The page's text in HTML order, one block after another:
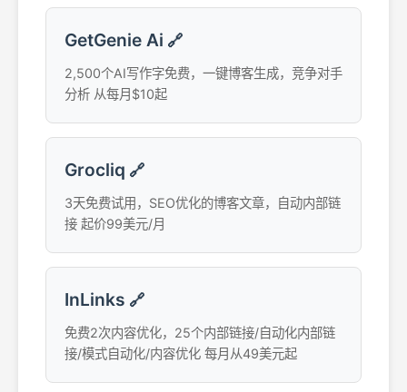
GetGenie Ai 🔗
2,500个AI写作字免费，一键博客生成，竞争对手
分析 从每月$10起
Grocliq 🔗
3天免费试用，SEO优化的博客文章，自动内部链
接 起价99美元/月
InLinks 🔗
免费2次内容优化，25个内部链接/自动化内部链
接/模式自动化/内容优化 每月从49美元起